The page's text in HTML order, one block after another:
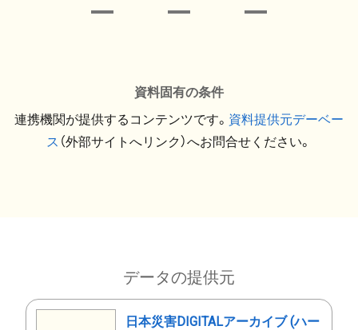
資料固有の条件
連携機関が提供するコンテンツです。 資料提供元デーベー
ス （外部サイトへリンク）へお問合せください。
データの提供元
日本災害DIGITALアーカイブ (ハー